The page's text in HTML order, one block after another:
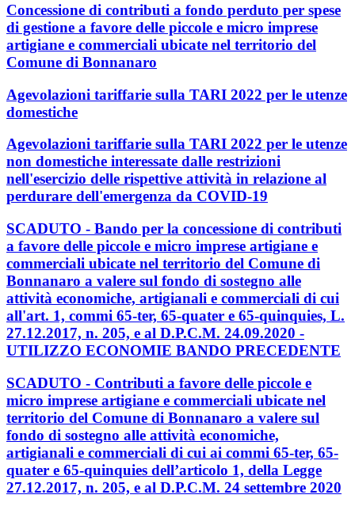
Concessione di contributi a fondo perduto per spese
di gestione a favore delle piccole e micro imprese
artigiane e commerciali ubicate nel territorio del
Comune di Bonnanaro
Agevolazioni tariffarie sulla TARI 2022 per le utenze
domestiche
Agevolazioni tariffarie sulla TARI 2022 per le utenze
non domestiche interessate dalle restrizioni
nell'esercizio delle rispettive attività in relazione al
perdurare dell'emergenza da COVID-19
SCADUTO - Bando per la concessione di contributi
a favore delle piccole e micro imprese artigiane e
commerciali ubicate nel territorio del Comune di
Bonnanaro a valere sul fondo di sostegno alle
attività economiche, artigianali e commerciali di cui
all'art. 1, commi 65-ter, 65-quater e 65-quinquies, L.
27.12.2017, n. 205, e al D.P.C.M. 24.09.2020 -
UTILIZZO ECONOMIE BANDO PRECEDENTE
SCADUTO - Contributi a favore delle piccole e
micro imprese artigiane e commerciali ubicate nel
territorio del Comune di Bonnanaro a valere sul
fondo di sostegno alle attività economiche,
artigianali e commerciali di cui ai commi 65-ter, 65-
quater e 65-quinquies dell’articolo 1, della Legge
27.12.2017, n. 205, e al D.P.C.M. 24 settembre 2020